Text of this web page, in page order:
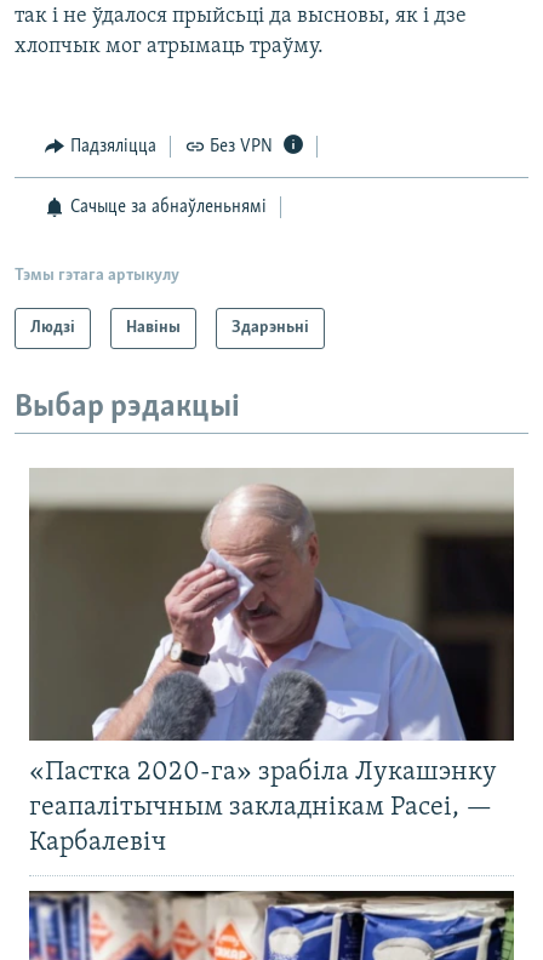
так і не ўдалося прыйсьці да высновы, як і дзе
хлопчык мог атрымаць траўму.
Падзяліцца Без VPN
Сачыце за абнаўленьнямі
Тэмы гэтага артыкулу
Людзі Навіны Здарэньні
Выбар рэдакцыі
«Пастка 2020-га» зрабіла Лукашэнку
геапалітычным закладнікам Расеі, —
Карбалевіч